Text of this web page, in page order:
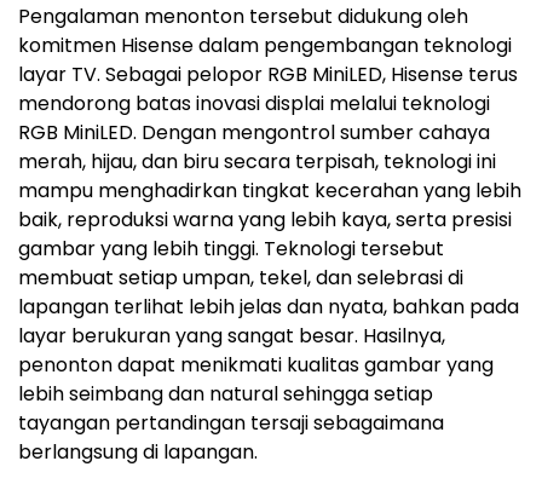
Pengalaman menonton tersebut didukung oleh
komitmen Hisense dalam pengembangan teknologi
layar TV. Sebagai pelopor RGB MiniLED, Hisense terus
mendorong batas inovasi displai melalui teknologi
RGB MiniLED. Dengan mengontrol sumber cahaya
merah, hijau, dan biru secara terpisah, teknologi ini
mampu menghadirkan tingkat kecerahan yang lebih
baik, reproduksi warna yang lebih kaya, serta presisi
gambar yang lebih tinggi. Teknologi tersebut
membuat setiap umpan, tekel, dan selebrasi di
lapangan terlihat lebih jelas dan nyata, bahkan pada
layar berukuran yang sangat besar. Hasilnya,
penonton dapat menikmati kualitas gambar yang
lebih seimbang dan natural sehingga setiap
tayangan pertandingan tersaji sebagaimana
berlangsung di lapangan.